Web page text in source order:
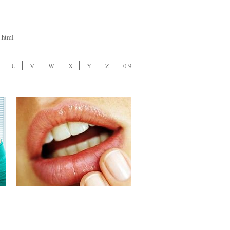
U V W X Y Z 0-9